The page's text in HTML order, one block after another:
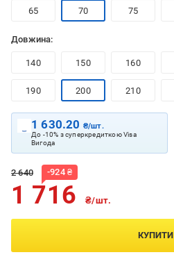
65 70 75
Довжина:
140 150 160
190 200 210
1 630.20 ₴/шт.
До -10% з суперкредиткою Visa
Вигода
2 640 -924₴
1 716 ₴/шт.
КУПИТИ